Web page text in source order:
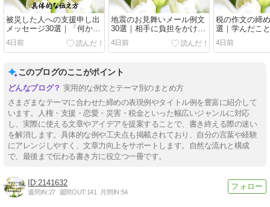
被災した人への支援申し出
メッセージ30選｜「何かで
きることある？」の具体的
な伝え方
4日前
地震のお見舞いメール例文
30選｜相手に負担をかけな
い丁寧な文面
4日前
税の作文の締
選｜学んだこ
後の一文
4日前
このブログのここがポイント
実用的な例文とテーマ別のまとめ方
さまざまなテーマに合わせた締めの表現例やタイトル例を豊富に紹介して
います。人権・支援・恋愛・災害・税金といった幅広いジャンルに対応
し、実際に使える文章やアイデアを提案することで、書き終える際の迷い
を解消します。具体的な例や工夫点も掲載されており、自分の言葉や経験
にアレンジしやすく、文章力向上をサポートします。自然な流れと構成
で、最後まで伝わる書き方に役立つ一冊です。
2141632
週間IN:27 週間OUT:141 月間IN:54